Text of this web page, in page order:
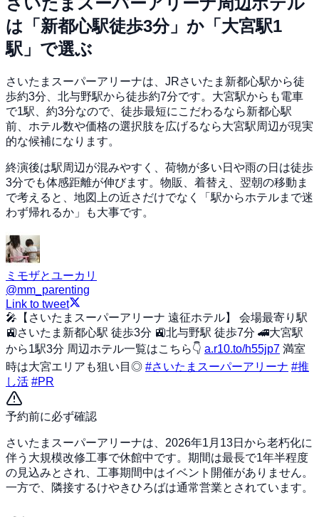
は「新都心駅徒歩3分」か「大宮駅1
駅」で選ぶ
さいたまスーパーアリーナは、JRさいたま新都心駅から徒
歩約3分、北与野駅から徒歩約7分です。大宮駅からも電車
で1駅、約3分なので、徒歩最短にこだわるなら新都心駅
前、ホテル数や価格の選択肢を広げるなら大宮駅周辺が現実
的な候補になります。
終演後は駅周辺が混みやすく、荷物が多い日や雨の日は徒歩
3分でも体感距離が伸びます。物販、着替え、翌朝の移動ま
で考えると、地図上の近さだけでなく「駅からホテルまで迷
わず帰れるか」も大事です。
ミモザとユーカリ
@mm_parenting
Link to tweet
🎤【さいたまスーパーアリーナ 遠征ホテル】 会場最寄り駅
🚉さいたま新都心駅 徒歩3分 🚉北与野駅 徒歩7分 🚄大宮駅
から1駅3分 周辺ホテル一覧はこちら👇 a.r10.to/h55jp7 満室
時は大宮エリアも狙い目◎ #さいたまスーパーアリーナ #推
し活 #PR
予約前に必ず確認
さいたまスーパーアリーナは、2026年1月13日から老朽化に
伴う大規模改修工事で休館中です。期間は最長で1年半程度
の見込みとされ、工事期間中はイベント開催がありません。
一方で、隣接するけやきひろばは通常営業とされています。